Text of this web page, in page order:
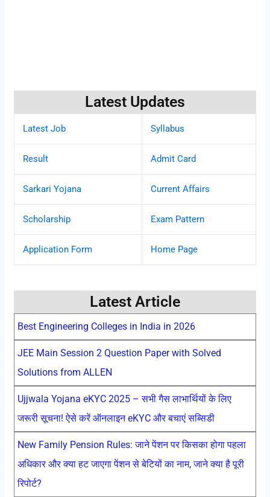
Latest Updates
Latest Job Syllabus
Result Admit Card
Sarkari Yojana Current Affairs
Scholarship Exam Pattern
Application Form Home Page
Latest Article
Best Engineering Colleges in India in 2026
JEE Main Session 2 Question Paper with Solved
Solutions from ALLEN
Ujjwala Yojana eKYC 2025 – सभी गैस लाभार्थियों के लिए
जरूरी सूचना! ऐसे करें ऑनलाइन eKYC और बचाएं सब्सिडी
New Family Pension Rules: जाने पेंशन पर किसका होगा पहला
अधिकार और क्या हट जाएगा पेंशन से बेटियों का नाम, जाने क्या है पूरी
रिपोर्ट?